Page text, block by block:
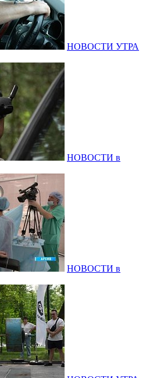
НОВОСТИ УТРА
НОВОСТИ в
НОВОСТИ в